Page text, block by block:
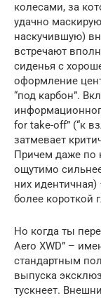
колесами, за
удачно
наскучившую)
встречают
сиденья с
оформление
“под карбон”.
for take-off” (“к
затмевает
Причем даже по
ощутимо
них
более короткой
Но когда ты
Aero XWD” –
стандартным
выпуска
тускнеет.